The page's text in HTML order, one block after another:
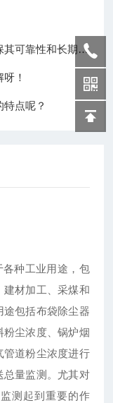
和长期使用的关键
！
点呢？
各种工业用途，包
材加工、采煤和
包括布袋除尘器
尘浓度、锅炉烟
管道粉尘浓度进行
总量监测。尤其对
测起到重要的作